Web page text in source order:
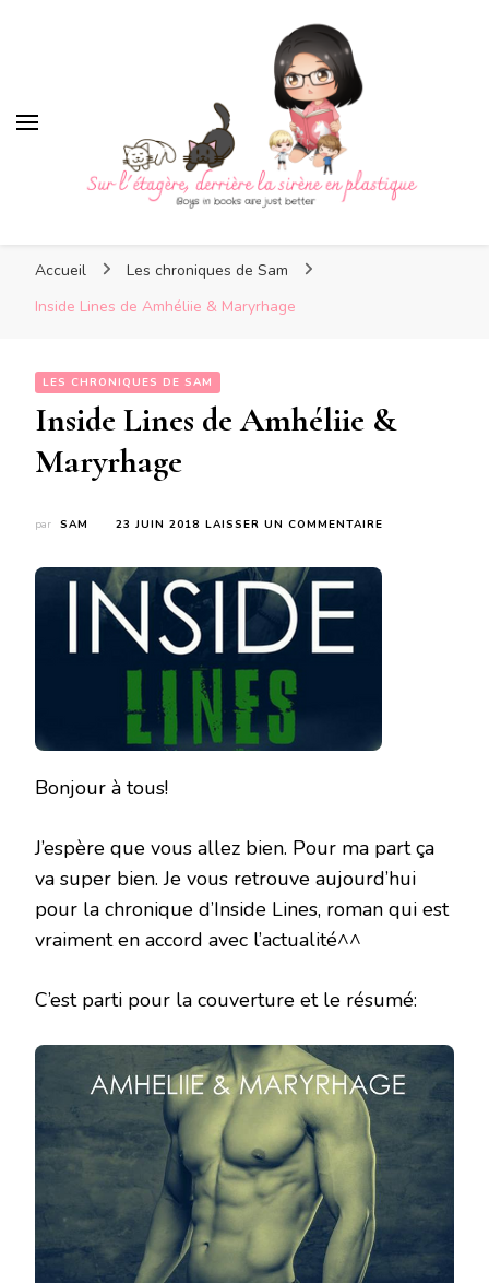
Sur l'étagère, derrière la
sirène en plastique
sirène en plastique
Accueil
Les chroniques de Sam
Inside Lines de Amhéliie & Maryrhage
LES CHRONIQUES DE SAM
Inside Lines de Amhéliie &
Maryrhage
par SAM 23 JUIN 2018 LAISSER UN COMMENTAIRE
Bonjour à tous!
J’espère que vous allez bien. Pour ma part ça
va super bien. Je vous retrouve aujourd’hui
pour la chronique d’Inside Lines, roman qui est
vraiment en accord avec l’actualité^^
C’est parti pour la couverture et le résumé: